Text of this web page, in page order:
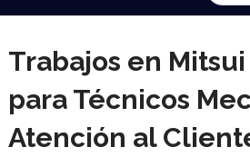
Trabajos en
para Técnicos
Atención al